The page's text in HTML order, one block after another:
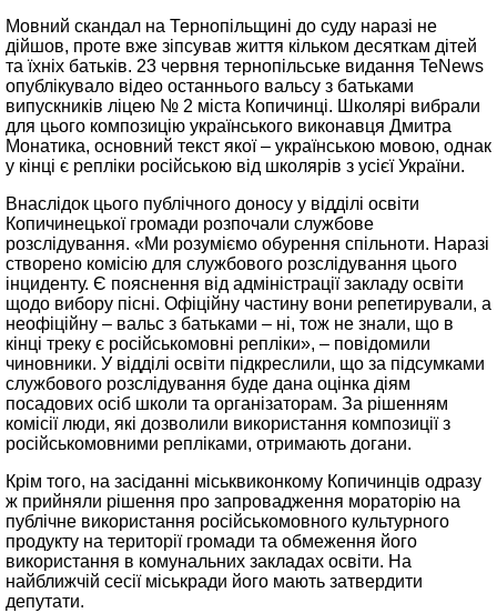
Мовний скандал на Тернопільщині до суду наразі не
дійшов, проте вже зіпсував життя кільком десяткам дітей
та їхніх батьків. 23 червня тернопільське видання TeNews
опублікувало відео останнього вальсу з батьками
випускників ліцею № 2 міста Копичинці. Школярі вибрали
для цього композицію українського виконавця Дмитра
Монатика, основний текст якої – українською мовою, однак
у кінці є репліки російською від школярів з усієї України.
Внаслідок цього публічного доносу у відділі освіти
Копичинецької громади розпочали службове
розслідування. «Ми розуміємо обурення спільноти. Наразі
створено комісію для службового розслідування цього
інциденту. Є пояснення від адміністрації закладу освіти
щодо вибору пісні. Офіційну частину вони репетирували, а
неофіційну – вальс з батьками – ні, тож не знали, що в
кінці треку є російськомовні репліки», – повідомили
чиновники. У відділі освіти підкреслили, що за підсумками
службового розслідування буде дана оцінка діям
посадових осіб школи та організаторам. За рішенням
комісії люди, які дозволили використання композиції з
російськомовними репліками, отримають догани.
Крім того, на засіданні міськвиконкому Копичинців одразу
ж прийняли рішення про запровадження мораторію на
публічне використання російськомовного культурного
продукту на території громади та обмеження його
використання в комунальних закладах освіти. На
найближчій сесії міськради його мають затвердити
депутати.